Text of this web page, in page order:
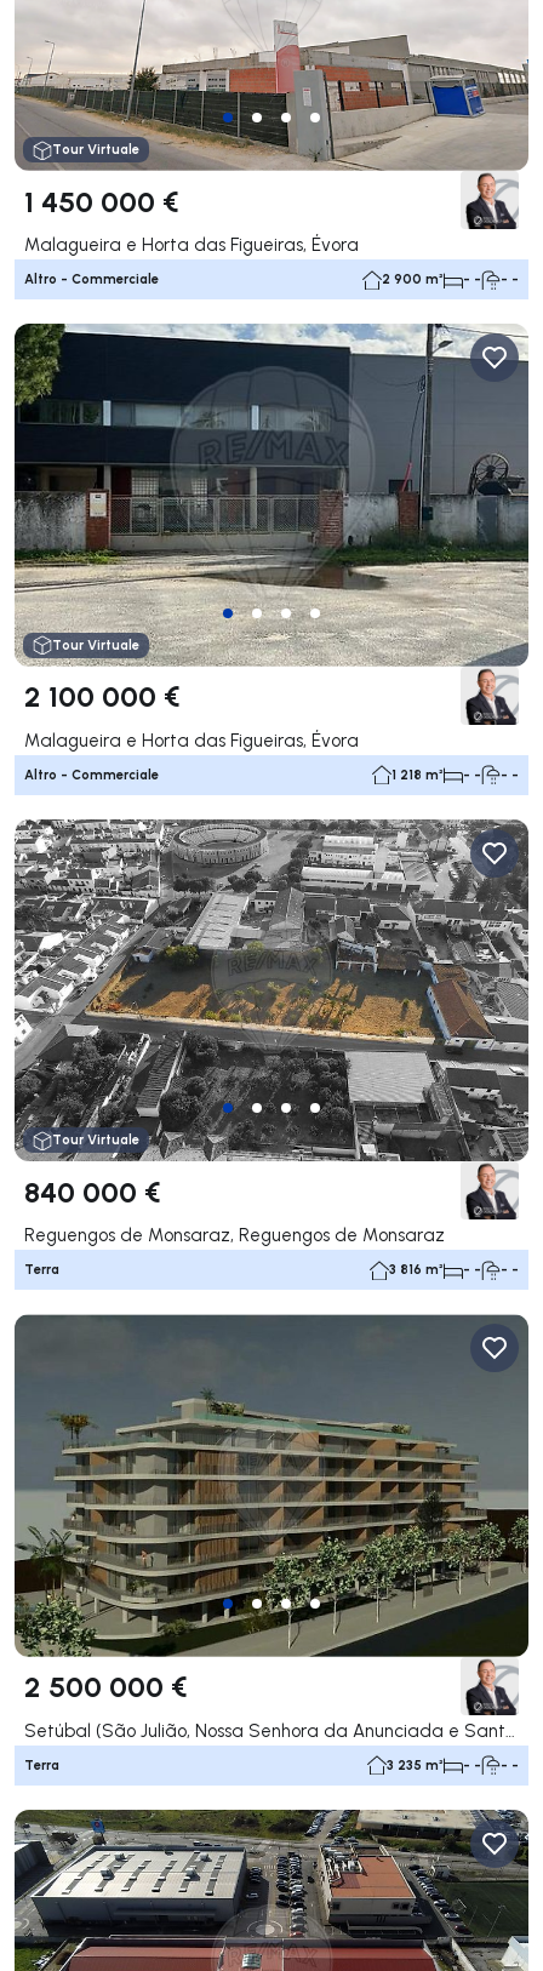
Tour Virtuale
1 450 000 €
Malagueira e Horta das Figueiras, Évora
Altro - Commerciale 2 900 m² - - - -
Tour Virtuale
2 100 000 €
Malagueira e Horta das Figueiras, Évora
Altro - Commerciale 1 218 m² - - - -
Tour Virtuale
840 000 €
Reguengos de Monsaraz, Reguengos de Monsaraz
Terra 3 816 m² - - - -
2 500 000 €
Setúbal (São Julião, Nossa Senhora da Anunciada e Santa Maria da Graça), Setúbal
Terra 3 235 m² - - - -